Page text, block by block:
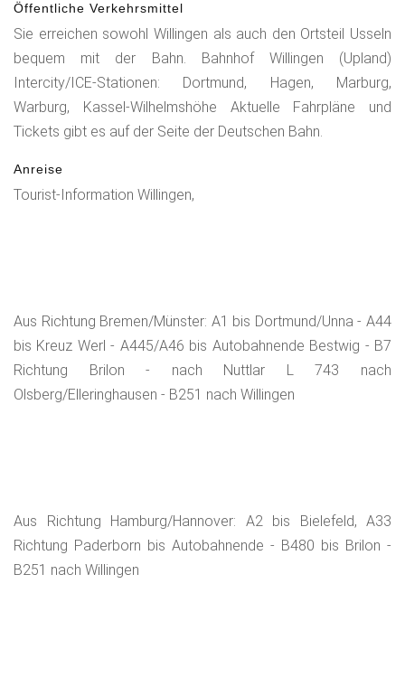
zum Rennklassiker "Flandernrundfahrt" - bezwungen werden,
bevor in Willingen der Hochheideturm das Tourende
signalisiert: Von Wulmeringhausen ins Ruhrtal nach
Assinghausen und von dort in 2 Serpentinen nach
Bruchhausen. Belohntwird unsere Anstrengung mit dem Blick
auf die imposanten Bruchhauser Steine, die uns bis zur
Rhein-Weser-Wasserscheide mit der "Feuereiche" begleiten.
Nach kurzer Schußfahrt nach Brilonwald erreichen wir über
Hochplateau und führte uns vorbei an der
frühgeschichtlichen Kultstätte "Bruchhauser Steine" wieder
Öffentliche Verkehrsmittel
Sie erreichen sowohl Willingen als auch den Ortsteil Usseln
bequem mit der Bahn. Bahnhof Willingen (Upland)
Intercity/ICE-Stationen: Dortmund, Hagen, Marburg,
Warburg, Kassel-Wilhelmshöhe Aktuelle Fahrpläne und
Tickets gibt es auf der Seite der Deutschen Bahn.
Anreise
Tourist-Information Willingen,
Aus Richtung Bremen/Münster: A1 bis Dortmund/Unna - A44
bis Kreuz Werl - A445/A46 bis Autobahnende Bestwig - B7
Richtung Brilon - nach Nuttlar L 743 nach
Olsberg/Elleringhausen - B251 nach Willingen
Aus Richtung Hamburg/Hannover: A2 bis Bielefeld, A33
Richtung Paderborn bis Autobahnende - B480 bis Brilon -
B251 nach Willingen